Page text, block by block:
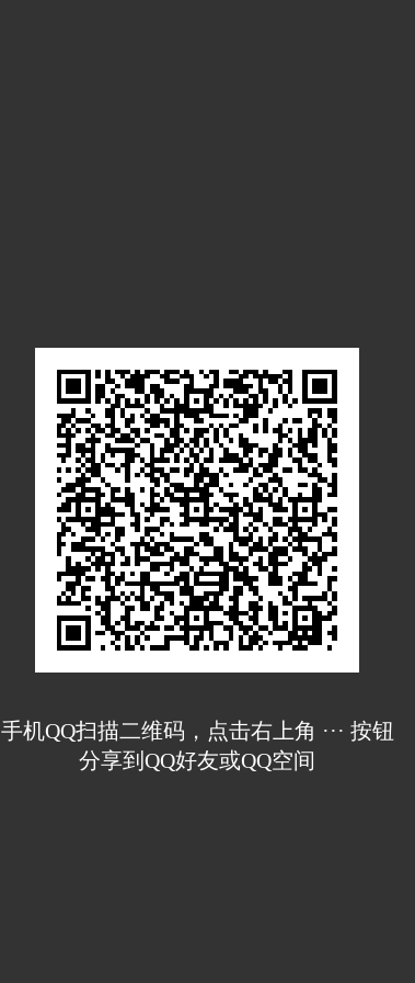
手机QQ扫描二维码，点击右上角 ··· 按钮
分享到QQ好友或QQ空间